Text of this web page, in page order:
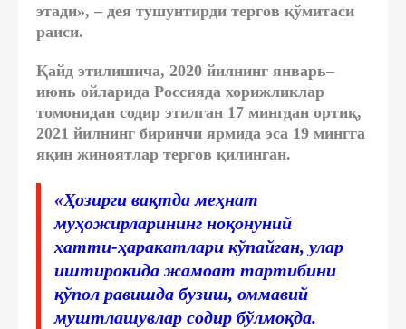
этади», – дея тушунтирди тергов қўмитаси
раиси.
Қайд этилишича, 2020 йилнинг январь–
июнь ойларида Россияда хорижликлар
томонидан содир этилган 17 мингдан ортиқ,
2021 йилнинг биринчи ярмида эса 19 мингга
яқин жиноятлар тергов қилинган.
«Ҳозирги вақтда меҳнат
муҳожирларининг ноқонуний
хатти-ҳаракатлари кўпайган, улар
иштирокида жамоат тартибини
қўпол равишда бузиш, оммавий
муштлашувлар содир бўлмоқда.